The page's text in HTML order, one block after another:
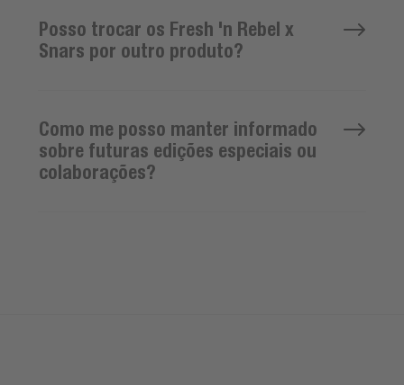
Posso trocar os Fresh 'n Rebel x
Snars por outro produto?
Como me posso manter informado
sobre futuras edições especiais ou
colaborações?